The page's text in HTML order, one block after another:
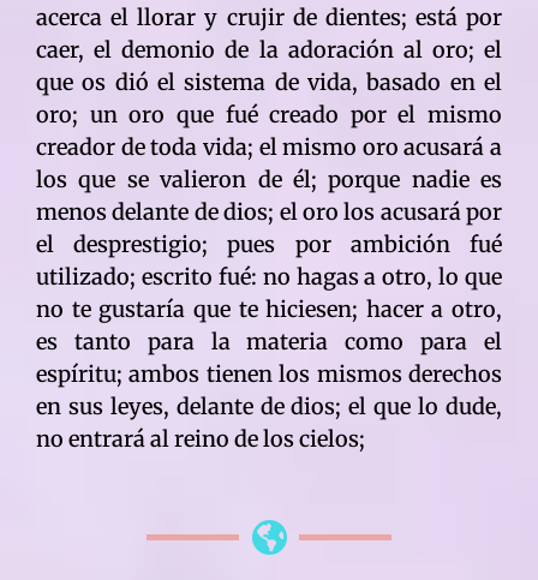
acerca el llorar y crujir de dientes; está por
caer, el demonio de la adoración al oro; el
que os dió el sistema de vida, basado en el
oro; un oro que fué creado por el mismo
creador de toda vida; el mismo oro acusará a
los que se valieron de él; porque nadie es
menos delante de dios; el oro los acusará por
el desprestigio; pues por ambición fué
utilizado; escrito fué: no hagas a otro, lo que
no te gustaría que te hiciesen; hacer a otro,
es tanto para la materia como para el
espíritu; ambos tienen los mismos derechos
en sus leyes, delante de dios; el que lo dude,
no entrará al reino de los cielos;